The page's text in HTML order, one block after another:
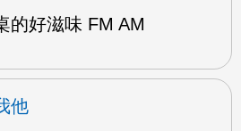
的好滋味 FM AM
他